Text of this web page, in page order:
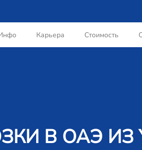
Карьера Стоимость
В ОАЭ